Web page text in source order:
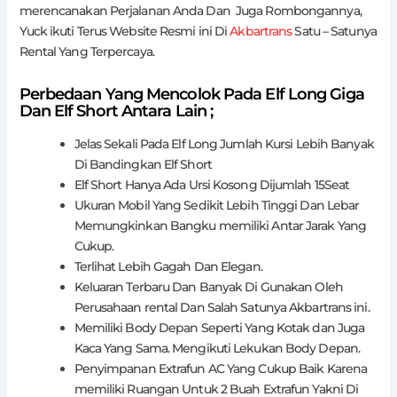
merencanakan Perjalanan Anda Dan Juga Rombongannya,
Yuck ikuti Terus Website Resmi ini DiAkbartransSatu – Satunya
Rental Yang Terpercaya.
Perbedaan Yang Mencolok Pada Elf Long Giga
Dan Elf Short Antara Lain ;
Jelas Sekali Pada Elf Long Jumlah Kursi Lebih Banyak
Di Bandingkan Elf Short
Elf Short Hanya Ada Ursi Kosong Dijumlah 15Seat
Ukuran Mobil Yang Sedikit Lebih Tinggi Dan Lebar
Memungkinkan Bangku memiliki Antar Jarak Yang
Cukup.
Terlihat Lebih Gagah Dan Elegan.
Keluaran Terbaru Dan Banyak Di Gunakan Oleh
Perusahaan rental Dan Salah Satunya Akbartrans ini.
Memiliki Body Depan Seperti Yang Kotak dan Juga
Kaca Yang Sama. Mengikuti Lekukan Body Depan.
Penyimpanan Extrafun AC Yang Cukup Baik Karena
memiliki Ruangan Untuk 2 Buah Extrafun Yakni Di